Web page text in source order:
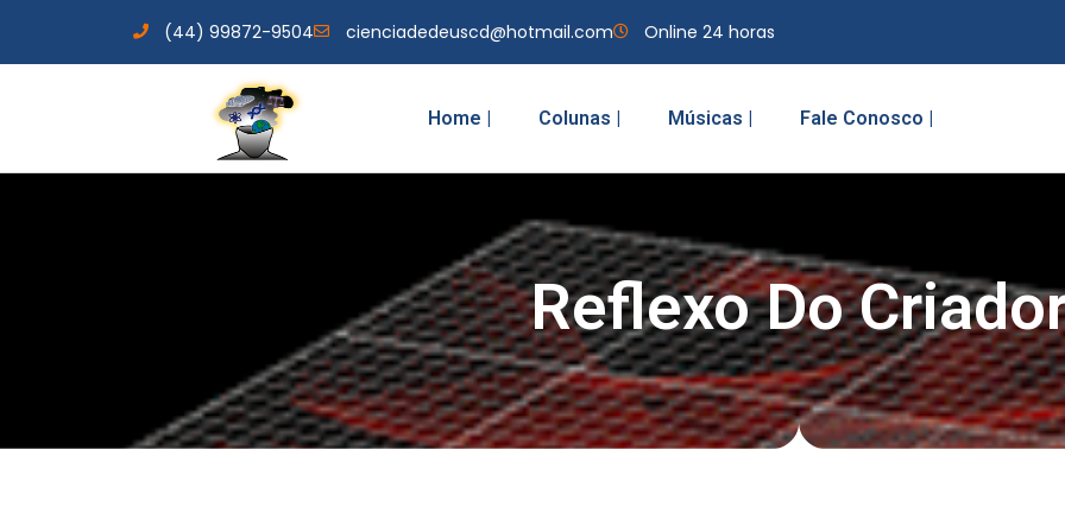
(44) 99872-9504 cienciadedeuscd@hotmail.com Online 24 horas
Home | Colunas | Músicas | Fale Conosco |
Reflexo Do